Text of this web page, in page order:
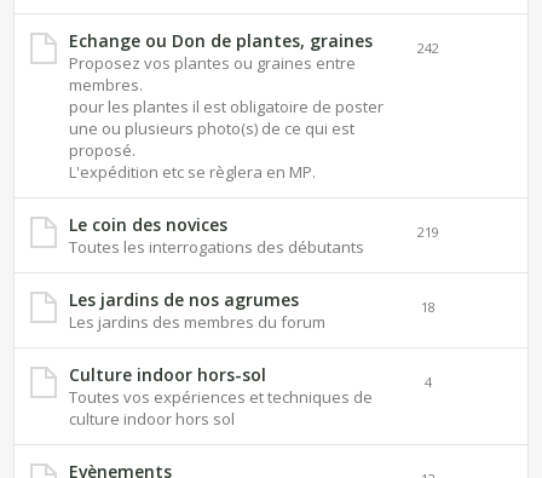
Echange ou Don de plantes, graines
Proposez vos plantes ou graines entre
membres.
pour les plantes il est obligatoire de poster
une ou plusieurs photo(s) de ce qui est
proposé.
L'expédition etc se règlera en MP.
242
Le coin des novices
Toutes les interrogations des débutants
219
Les jardins de nos agrumes
Les jardins des membres du forum
18
Culture indoor hors-sol
Toutes vos expériences et techniques de
culture indoor hors sol
4
Evènements